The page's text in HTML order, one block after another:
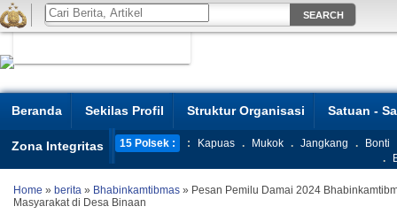
Beranda Sekilas Profil Struktur Organisasi Satuan -
Zona Integritas 15 Polsek : : Kapuas . Mukok . Jangkang .
Bonti
.
Home » berita » Bhabinkamtibmas » Pesan Pemilu Damai 2024
Masyarakat di Desa Binaan